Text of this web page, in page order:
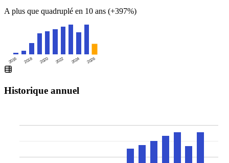
A plus que quadruplé en 10 ans (+397%)
2016 2018 2020 2022 2024 2026
Historique annuel